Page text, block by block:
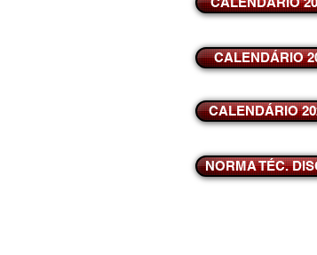
CALENDÁRIO
CALENDÁRIO
NORMA TÉC.